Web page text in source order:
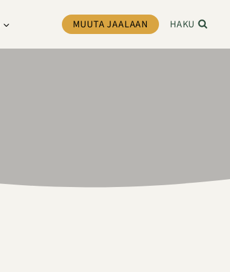
MUUTA JAALAAN HAKU